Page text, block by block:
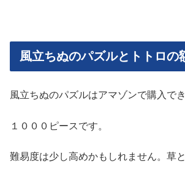
風立ちぬのパズルとトトロの
風立ちぬのパズルはアマゾンで購入でき
１０００ピースです。
難易度は少し高めかもしれません。草